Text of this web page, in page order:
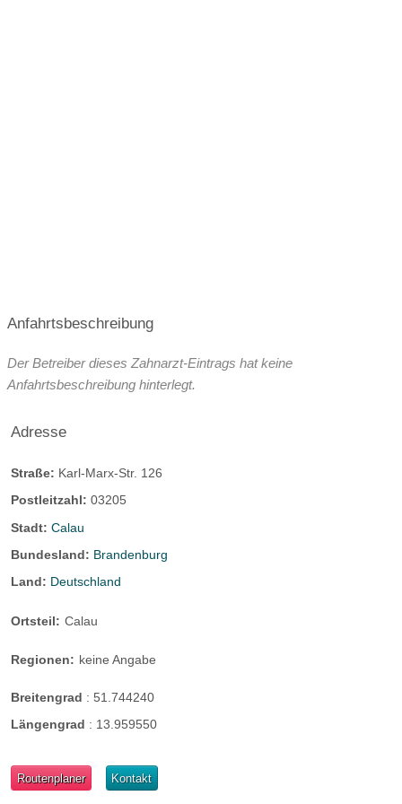
Anfahrtsbeschreibung
Der Betreiber dieses Zahnarzt-Eintrags hat keine
Anfahrtsbeschreibung hinterlegt.
Adresse
Straße: Karl-Marx-Str. 126
Postleitzahl: 03205
Stadt: Calau
Bundesland: Brandenburg
Land: Deutschland
Ortsteil: Calau
Regionen: keine Angabe
Breitengrad : 51.744240
Längengrad : 13.959550
Routenplaner Kontakt